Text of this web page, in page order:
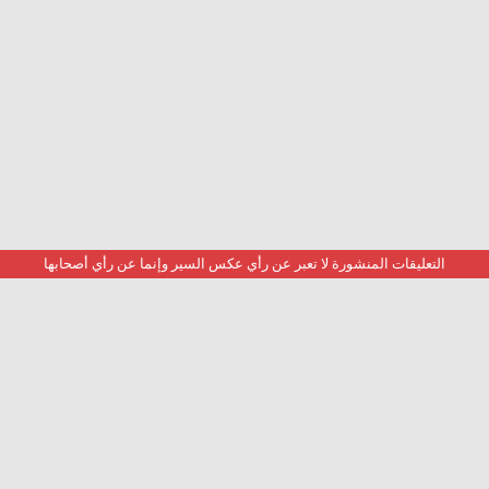
التعليقات المنشورة لا تعبر عن رأي عكس السير وإنما عن رأي أصحابها